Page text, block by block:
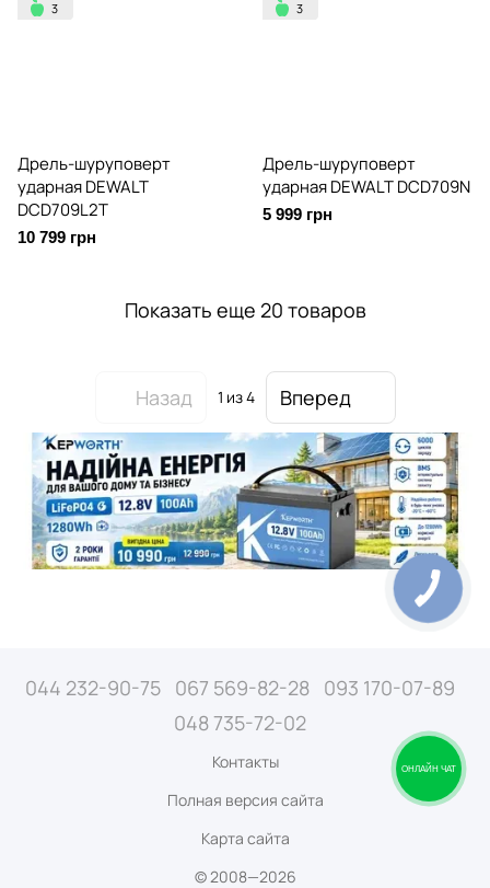
Дрель-шуруповерт
ударная DEWALT
DCD709L2T
10 799 грн
Дрель-шуруповерт
ударная DEWALT DCD709N
5 999 грн
Показать еще 20 товаров
Назад 1 из 4 Вперед
044 232-90-75 067 569-82-28
093 170-07-89
048 735-72-02
Контакты
Полная версия сайта
Карта сайта
© 2008—2026
ОНЛАЙН ЧАТ